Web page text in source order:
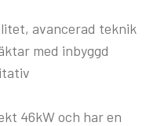
avancerad teknik
med inbyggd
46kW och har en